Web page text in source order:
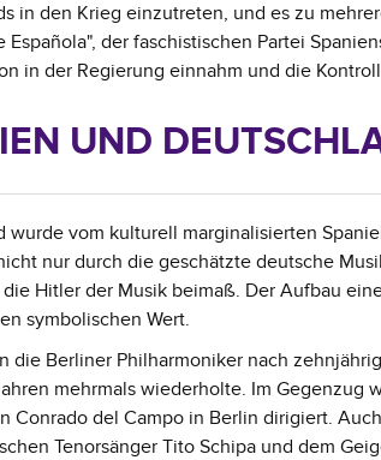
in den Krieg einzutreten, und es zu
Española", der faschistischen Partei
in der Regierung einnahm und die
UND
wurde vom kulturell marginalisierten
nur durch die geschätzte deutsche
Hitler der Musik beimaß. Der Aufbau
symbolischen Wert.
die Berliner Philharmoniker nach
mehrmals wiederholte. Im Gegenzug
Conrado del Campo in Berlin dirigiert.
Tenorsänger Tito Schipa und dem